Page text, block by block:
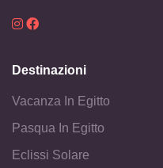
Destinazioni
Vacanza In Egitto
Pasqua In Egitto
Eclissi Solare